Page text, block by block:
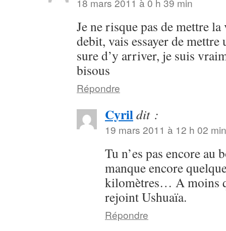
18 mars 2011 à 0 h 39 min
Je ne risque pas de mettre
debit, vais essayer de mettre
sure d’y arriver, je suis
bisous
Répondre
Cyrildit :
19 mars 2011 à 12 h 02 min
Tu n’es pas encore
manque encore
kilomètres… A moins
rejoint Ushuaïa.
Répondre